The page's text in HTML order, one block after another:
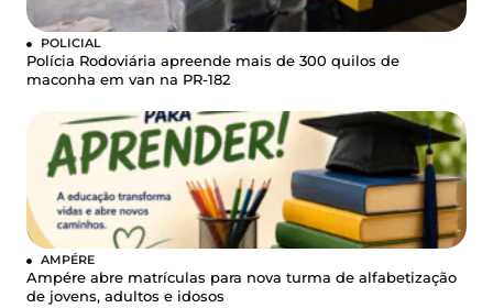
POLICIAL
Polícia Rodoviária apreende mais de 300 quilos de
maconha em van na PR-182
AMPÉRE
Ampére abre matrículas para nova turma de alfabetização
de jovens, adultos e idosos